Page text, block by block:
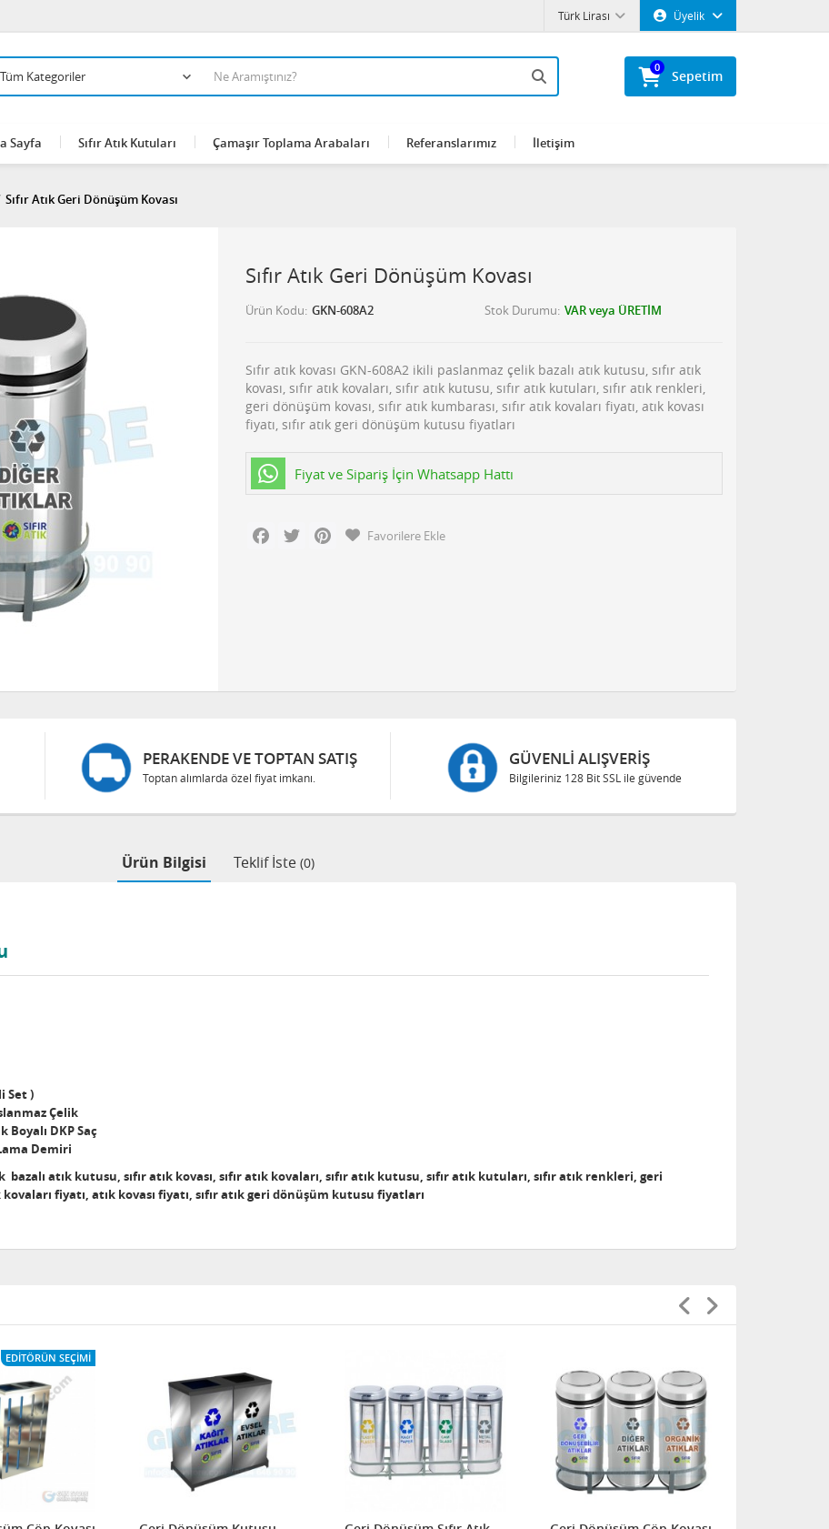
Üyelik
Türk Lirası
Sepetim
0
Sayfa Sıfır Atık Kutuları Çamaşır Toplama Arabaları Referanslarımız İletişim
Sıfır Atık Geri Dönüşüm Kovası
Sıfır Atık Geri Dönüşüm Kovası
Ürün Kodu GKN-608A2 Stok Durumu VAR veya ÜRETİM
Sıfır atık kovası GKN-608A2 ikili paslanmaz çelik bazalı atık kutusu, sıfır atık
kovası, sıfır atık kovaları, sıfır atık kutusu, sıfır atık kutuları, sıfır atık renkleri,
geri dönüşüm kovası, sıfır atık kumbarası, sıfır atık kovaları fiyatı, atık kovası
fiyatı, sıfır atık geri dönüşüm kutusu fiyatları
Fiyat ve Sipariş İçin Whatsapp Hattı
Facebook
Twitter PinterestFavorilere Ekle
PERAKENDE VE TOPTAN SATIŞ
Toptan alımlarda özel fiyat imkanı.
GÜVENLI ALIŞVERIŞ
Bilgileriniz 128 Bit SSL ile güvende
Ürün Bilgisi Teklif İste (0)
Set )
Çelik
Boyalı DKP Saç
Demiri
atık kutusu, sıfır atık kovası, sıfır atık kovaları, sıfır atık kutusu, sıfır atık kutuları, sıfır atık renkleri, geri
kovaları fiyatı, atık kovası fiyatı, sıfır atık geri dönüşüm kutusu fiyatları
EDITÖRÜN SEÇIMI